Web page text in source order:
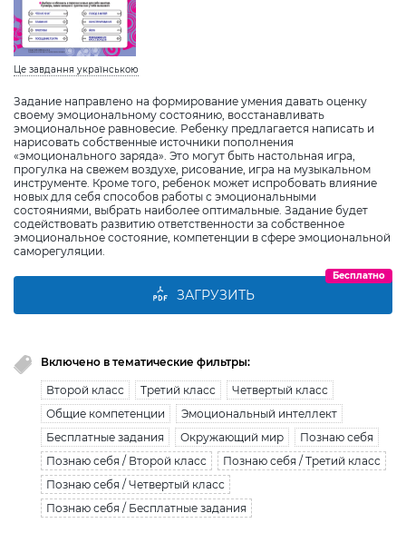
Це завдання українською
Задание направлено на формирование умения давать оценку
своему эмоциональному состоянию, восстанавливать
эмоциональное равновесие. Ребенку предлагается написать и
нарисовать собственные источники пополнения
«эмоционального заряда». Это могут быть настольная игра,
прогулка на свежем воздухе, рисование, игра на музыкальном
инструменте. Кроме того, ребенок может испробовать влияние
новых для себя способов работы с эмоциональными
состояниями, выбрать наиболее оптимальные. Задание будет
содействовать развитию ответственности за собственное
эмоциональное состояние, компетенции в сфере эмоциональной
саморегуляции.
ЗАГРУЗИТЬ
Бесплатно
Включено в тематические фильтры:
Второй класс Третий класс
Четвертый класс
Общие компетенции
Эмоциональный интеллект
Бесплатные задания
Окружающий мир
Познаю себя
Познаю себя / Второй класс
Познаю себя / Третий класс
Познаю себя / Четвертый класс
Познаю себя / Бесплатные задания